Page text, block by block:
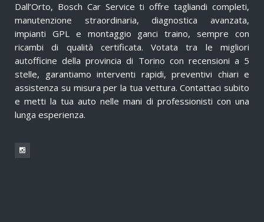
Dall’Orto, Bosch Car Service ti offre tagliandi completi,
manutenzione straordinaria, diagnostica avanzata,
impianti GPL e montaggio ganci traino, sempre con
ricambi di qualità certificata. Votata tra le migliori
autofficine della provincia di Torino con recensioni a 5
stelle, garantiamo interventi rapidi, preventivi chiari e
assistenza su misura per la tua vettura. Contattaci subito
e metti la tua auto nelle mani di professionisti con una
lunga esperienza.